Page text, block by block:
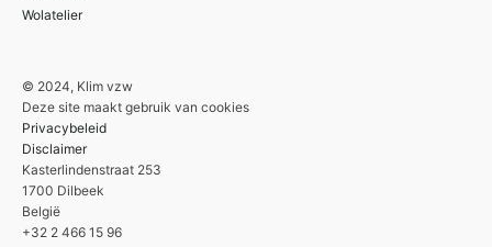
Wolatelier
© 2024, Klim vzw
Deze site maakt gebruik van cookies
Privacybeleid
Disclaimer
Kasterlindenstraat 253
1700 Dilbeek
België
+32 2 466 15 96